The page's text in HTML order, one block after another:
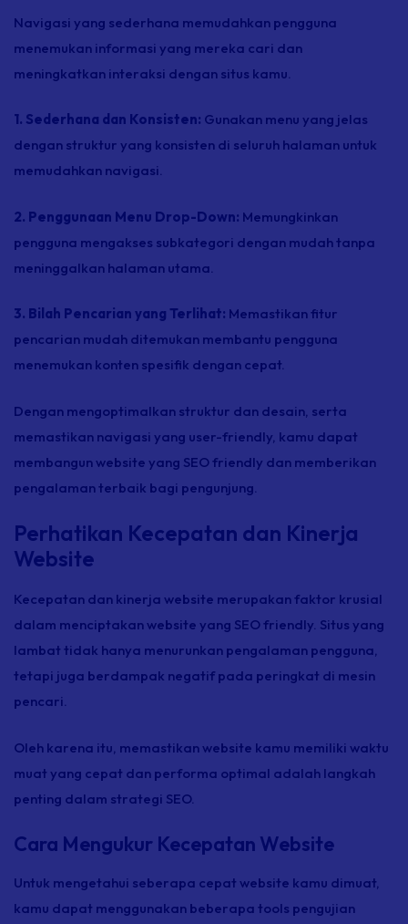
Navigasi yang sederhana memudahkan pengguna
menemukan informasi yang mereka cari dan
meningkatkan interaksi dengan situs kamu.
1. Sederhana dan Konsisten: Gunakan menu yang jelas
dengan struktur yang konsisten di seluruh halaman untuk
memudahkan navigasi.
2. Penggunaan Menu Drop-Down: Memungkinkan
pengguna mengakses subkategori dengan mudah tanpa
meninggalkan halaman utama.
3. Bilah Pencarian yang Terlihat: Memastikan fitur
pencarian mudah ditemukan membantu pengguna
menemukan konten spesifik dengan cepat.
Dengan mengoptimalkan struktur dan desain, serta
memastikan navigasi yang user-friendly, kamu dapat
membangunwebsite yang SEOfriendly dan memberikan
pengalaman terbaik bagi pengunjung.
Perhatikan Kecepatan dan Kinerja
Website
Kecepatan dan kinerja website merupakan faktor krusial
dalam menciptakanwebsite yang SEOfriendly. Situs yang
lambat tidak hanya menurunkan pengalaman pengguna,
tetapi juga berdampak negatif pada peringkat di mesin
pencari.
Oleh karena itu, memastikanwebsite kamu memiliki waktu
muat yang cepat dan performa optimal adalah langkah
penting dalam strategi SEO.
Cara Mengukur Kecepatan Website
Untuk mengetahui seberapa cepat website kamu dimuat,
kamu dapat menggunakan beberapa tools pengujian